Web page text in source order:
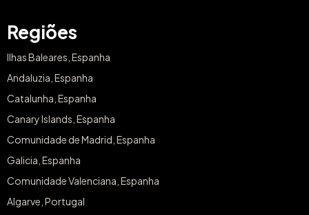
Regiões
Ilhas Baleares, Espanha
Andaluzia, Espanha
Catalunha, Espanha
Canary Islands, Espanha
Comunidade de Madrid, Espanha
Galicia, Espanha
Comunidade Valenciana, Espanha
Algarve, Portugal